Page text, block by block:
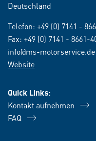
Deutschland
Telefon: +49 (0) 7141 -
Fax: +49 (0) 7141 - 8661-
info@ms-motorservice.de
Website
Quick Links:
Kontakt aufnehmen
FAQ